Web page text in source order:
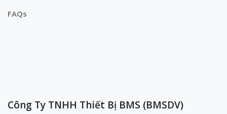
FAQs
Công Ty TNHH Thiết Bị BMS (BMSDV)